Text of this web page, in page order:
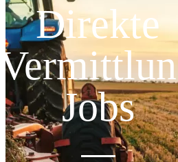
Mehr Info
Direkte
Jobs